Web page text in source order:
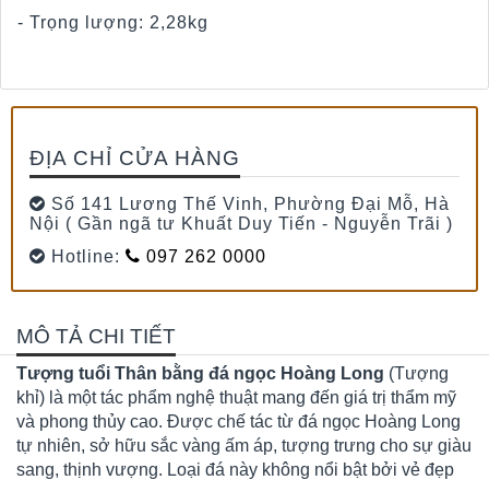
- Trọng lượng: 2,28kg
ĐỊA CHỈ CỬA HÀNG
Số 141 Lương Thế Vinh, Phường Đại Mỗ, Hà
Nội ( Gần ngã tư Khuất Duy Tiến - Nguyễn Trãi )
Hotline:
097 262 0000
MÔ TẢ CHI TIẾT
Tượng tuổi Thân bằng đá ngọc Hoàng Long (Tượng
khỉ) là một tác phẩm nghệ thuật mang đến giá trị thẩm mỹ
và phong thủy cao. Được chế tác từ đá ngọc Hoàng Long
tự nhiên, sở hữu sắc vàng ấm áp, tượng trưng cho sự giàu
sang, thịnh vượng. Loại đá này không nổi bật bởi vẻ đẹp